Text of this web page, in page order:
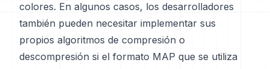
colores. En algunos casos, los desarrolladores
también pueden necesitar implementar sus
propios algoritmos de compresión o
descompresión si el formato MAP que se utiliza